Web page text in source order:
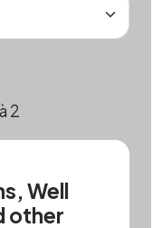
2
Well
other